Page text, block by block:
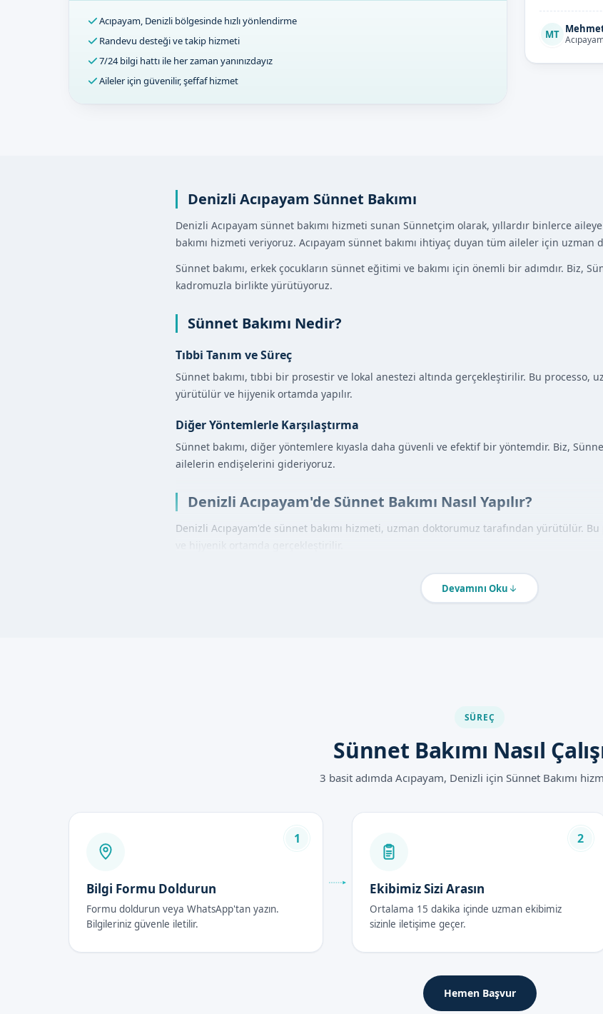
Acıpayam, Denizli bölgesinde hızlı yönlendirme
Randevu desteği ve takip hizmeti
7/24 bilgi hattı ile her zaman yanınızdayız
Aileler için güvenilir, şeffaf hizmet
MT
Denizli Acıpayam Sünnet Bakımı
Denizli Acıpayam sünnet bakımı hizmeti sunan Sünnetçim olarak, yıllardır binlerce
bakımı hizmeti veriyoruz. Acıpayam sünnet bakımı ihtiyaç duyan tüm aileler için uzman
Sünnet bakımı, erkek çocukların sünnet eğitimi ve bakımı için önemli bir adımdır. Biz,
kadromuzla birlikte yürütüyoruz.
Sünnet Bakımı Nedir?
Tıbbi Tanım ve Süreç
Sünnet bakımı, tıbbi bir prosestir ve lokal anestezi altında gerçekleştirilir. Bu processo,
yürütülür ve hijyenik ortamda yapılır.
Diğer Yöntemlerle Karşılaştırma
Sünnet bakımı, diğer yöntemlere kıyasla daha güvenli ve efektif bir yöntemdir. Biz,
ailelerin endişelerini gideriyoruz.
Denizli Acıpayam'de Sünnet Bakımı Nasıl Yapılır?
Denizli Acıpayam'de sünnet bakımı hizmeti, uzman doktorumuz tarafından yürütülür. Bu
İlk olarak, uzman doktorumuz tarafından muayene yapılır ve sonra sünnet bakımı
Sünnet Bakımı Fiyatları 2026
Sünnet bakımı fiyatları, 2026 yılında güncellenmiştir. Biz, Sünnetçim olarak, en uygun
Sünnet Bakımı Sonrası Bakım Rehberi
Sünnet bakımı sonrası ilk 48 saat, çok önemlidir. Bu proceso, uzman doktorumuz
yapılır.
İyileşme Süreci
İyileşme süreci, kısa sürer ve ağrısızdır. Biz, Sünnetçim olarak, bu süreci uzman
Sünnet bakımı sonrası, bazı şeylere dikkat edilmesi gerekir. Biz, Sünnetçim olarak, bu
Devamını Oku
SÜREÇ
Sünnet Bakımı Nasıl
3 basit adımda Acıpayam, Denizli için Sünnet Bakımı
1
Bilgi Formu Doldurun
Formu doldurun veya WhatsApp'tan yazın.
Bilgileriniz güvenle iletilir.
2
Ekibimiz Sizi Arasın
Ortalama 15 dakika içinde uzman ekibimiz
sizinle iletişime geçer.
Hemen Başvur